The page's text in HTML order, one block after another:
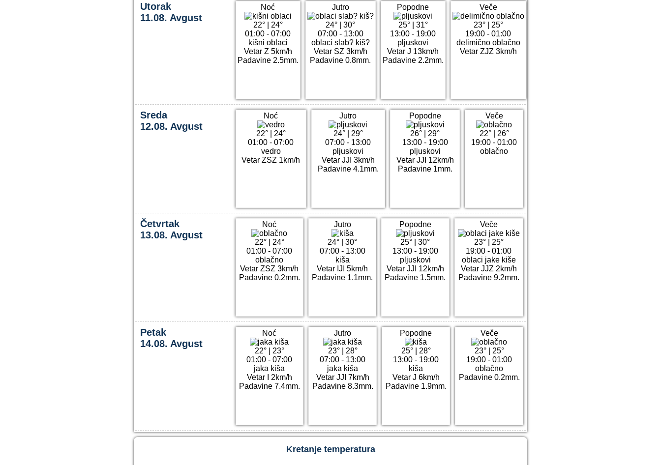
Utorak
11.08. Avgust
Noć
22°| 24°
01:00 - 07:00
kišni oblaci
Vetar Z 5km/h
Padavine 2.5mm.
Jutro
24°
30°
07:00 - 13:00
oblaci slab? kiš?
Vetar SZ 3km/h
Padavine 0.8mm.
Popodne
25°| 31°
13:00 - 19:00
pljuskovi
Vetar J 13km/h
Padavine 2.2mm.
Veče
23°| 25°
19:00 - 01:00
delimično oblačno
Vetar ZJZ 3km/h
Sreda
12.08. Avgust
Noć
22°| 24°
01:00 - 07:00
vedro
Vetar ZSZ 1km/h
Jutro
24°| 29°
07:00 - 13:00
pljuskovi
Vetar JJI 3km/h
Padavine 4.1mm.
Popodne
26°
29°
13:00 - 19:00
pljuskovi
Vetar JJI 12km/h
Padavine 1mm.
Veče
22°| 26°
19:00 - 01:00
oblačno
Četvrtak
13.08. Avgust
Noć
22°| 24°
01:00 - 07:00
oblačno
Vetar ZSZ 3km/h
Padavine 0.2mm.
Jutro
24° |30°
07:00 - 13:00
kiša
Vetar IJI 5km/h
Padavine 1.1mm.
Popodne
25° |30°
13:00 - 19:00
pljuskovi
Vetar JJI 12km/h
Padavine 1.5mm.
Veče
23°| 25°
19:00 - 01:00
oblaci jake kiše
Vetar JJZ 2km/h
Padavine 9.2mm.
Petak
14.08. Avgust
Noć
22°| 23°
01:00 - 07:00
jaka kiša
Vetar I 2km/h
Padavine 7.4mm.
Jutro
23°| 28°
07:00 - 13:00
jaka kiša
Vetar JJI 7km/h
Padavine 8.3mm.
Popodne
25°| 28°
13:00 - 19:00
kiša
Vetar J 6km/h
Padavine 1.9mm.
Veče
23°| 25°
19:00 - 01:00
oblačno
Padavine 0.2mm.
Kretanje temperatura